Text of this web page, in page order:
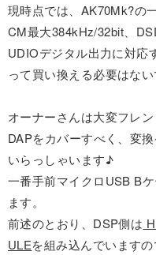
現時点では、AK70Mk?の
CM最大384kHz/32bit、
UDIOデジタル出力に対応
って買い換える必要はない
オーナーさんは大変フレ
DAPをカバーすべく、変
いらっしゃいます♪
一番手前マイクロUSB B
ます。
前述のとおり、DSP側は
ULEを組み込んでいます